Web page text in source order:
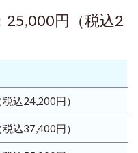
25,000円 （税込2
税込24,200円）
税込37,400円）